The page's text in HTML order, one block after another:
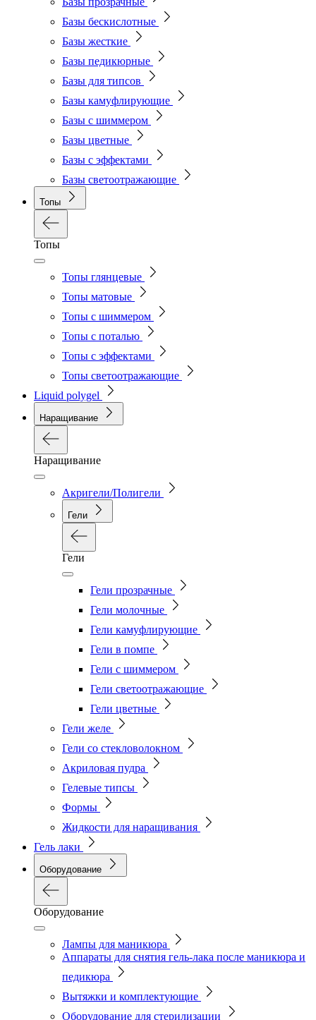
Базы бескислотные
Базы жесткие
Базы педикюрные
Базы для типсов
Базы камуфлирующие
Базы с шиммером
Базы цветные
Базы с эффектами
Базы светоотражающие
Топы
Топы
Топы глянцевые
Топы матовые
Топы с шиммером
Топы с поталью
Топы с эффектами
Топы светоотражающие
Liquid polygel
Наращивание
Наращивание
Акригели/Полигели
Гели
Гели
Гели прозрачные
Гели молочные
Гели камуфлирующие
Гели в помпе
Гели с шиммером
Гели светоотражающие
Гели цветные
Гели желе
Гели со стекловолокном
Акриловая пудра
Гелевые типсы
Формы
Жидкости для наращивания
Гель лаки
Оборудование
Оборудование
Лампы для маникюра
Аппараты для снятия гель-лака после маникюра и
педикюра
Вытяжки и комплектующие
Оборудование для стерилизации